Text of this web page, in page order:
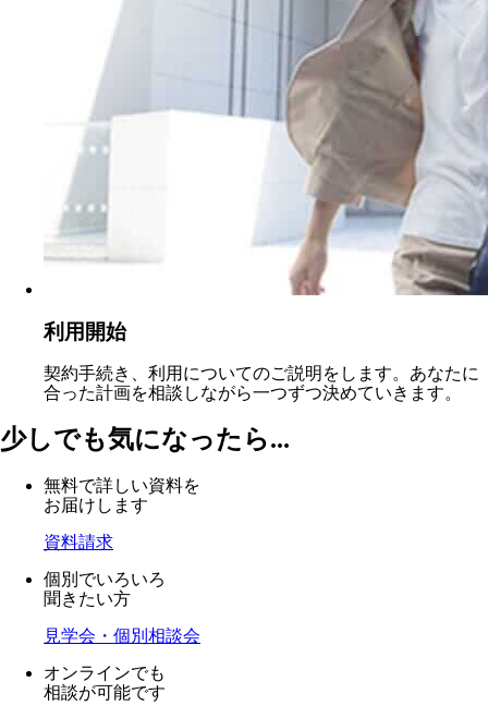
利用開始
契約手続き、利用についてのご説明をします。あなたに
合った計画を相談しながら一つずつ決めていきます。
少しでも気になったら...
無料で詳しい資料を
お届けします
資料請求
個別でいろいろ
聞きたい方
見学会・個別相談会
オンラインでも
相談が可能です